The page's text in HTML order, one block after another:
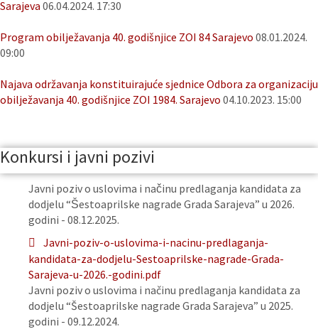
Sarajeva 06.04.2024. 17:30
Program obilježavanja 40. godišnjice ZOI 84 Sarajevo 08.01.2024.
09:00
Najava održavanja konstituirajuće sjednice Odbora za organizaciju
obilježavanja 40. godišnjice ZOI 1984. Sarajevo 04.10.2023. 15:00
Konkursi i javni pozivi
Javni poziv o uslovima i načinu predlaganja kandidata za
dodjelu “Šestoaprilske nagrade Grada Sarajeva” u 2026.
godini - 08.12.2025.
Javni-poziv-o-uslovima-i-nacinu-predlaganja-
kandidata-za-dodjelu-Sestoaprilske-nagrade-Grada-
Sarajeva-u-2026.-godini.pdf
Javni poziv o uslovima i načinu predlaganja kandidata za
dodjelu “Šestoaprilske nagrade Grada Sarajeva” u 2025.
godini - 09.12.2024.